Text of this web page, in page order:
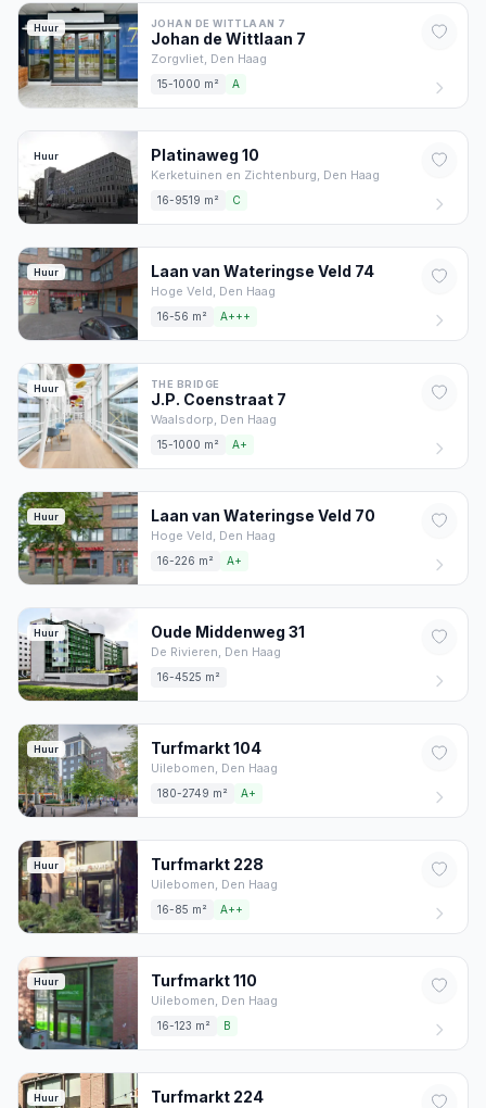
Huur JOHAN DE WITTLAAN 7
Johan de Wittlaan 7
Zorgvliet, Den Haag
15-1000 m² A
Huur Platinaweg 10
Kerketuinen en Zichtenburg, Den Haag
16-9519 m² C
Huur Laan van Wateringse Veld 74
Hoge Veld, Den Haag
16-56 m² A+++
Huur THE BRIDGE
J.P. Coenstraat 7
Waalsdorp, Den Haag
15-1000 m² A+
Huur Laan van Wateringse Veld 70
Hoge Veld, Den Haag
16-226 m² A+
Huur Oude Middenweg 31
De Rivieren, Den Haag
16-4525 m²
Huur Turfmarkt104
Uilebomen, Den Haag
180-2749 m² A+
Huur Turfmarkt 228
Uilebomen, Den Haag
16-85 m² A++
Huur Turfmarkt110
Uilebomen, Den Haag
16-123 m² B
Huur Turfmarkt 224